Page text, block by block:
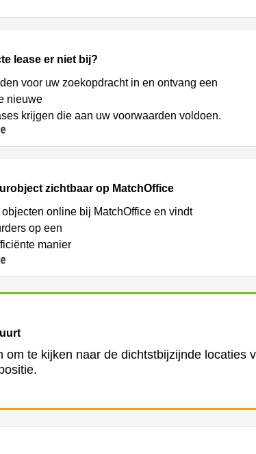
lease er niet bij?
voor uw zoekopdracht in en ontvang een
nieuwe
krijgen die aan uw voorwaarden voldoen.
zichtbaar op MatchOffice
online bij MatchOffice en vindt
op een
manier
om te kijken naar de dichtstbijzijnde locaties